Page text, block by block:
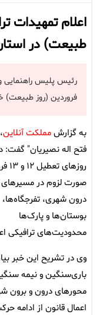
طبیعت) در
فروردین (روز طبیعت)
به گزارشمملکت آنلاین
فتح اله نصیریان" گفت:
صورت لزوم در مسیر‌های
درون شهری، تفرجگاه‌ها،
بوستان‌ها و پارک‌ها
محدودیت‌های ترافیکی
وی در تشریح این خبر
باری‌سنگین و نیمه
محور‌های درون و
اعمال قانون از ادامه